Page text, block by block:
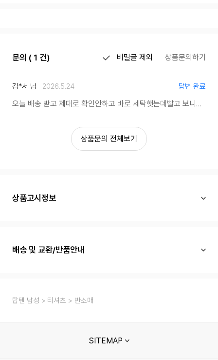
문의 ( 1 건) 비밀글 제외 상품문의하기
김*서 님 2026.5.24 답변 완료
오늘 배송 받고 제대로 확인안하고 바로 세탁햇는데 빨고 보니깐 구멍이 나잇네요......교환되나요??
상품문의 전체보기
상품고시정보
배송 및 교환/반품안내
탑텐 남성 티셔츠 반소매
SITEMAP